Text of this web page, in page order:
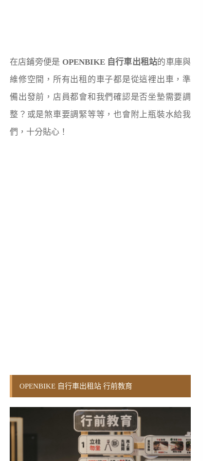
在店鋪旁便是 OPENBIKE 自行車出租站的車庫與
維修空間，所有出租的車子都是從這裡出車，準
備出發前，店員都會和我們確認是否坐墊需要調
整？或是煞車要調緊等等，也會附上瓶裝水給我
們，十分貼心！
OPENBIKE 自行車出租站 行前教育